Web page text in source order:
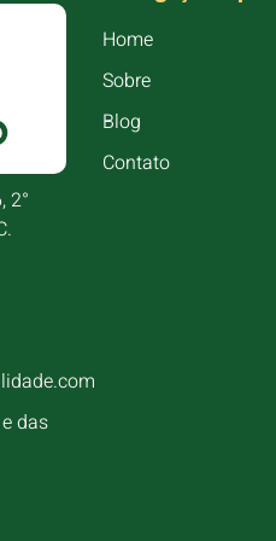
2°
das
Home
Sobre
Blog
Contato